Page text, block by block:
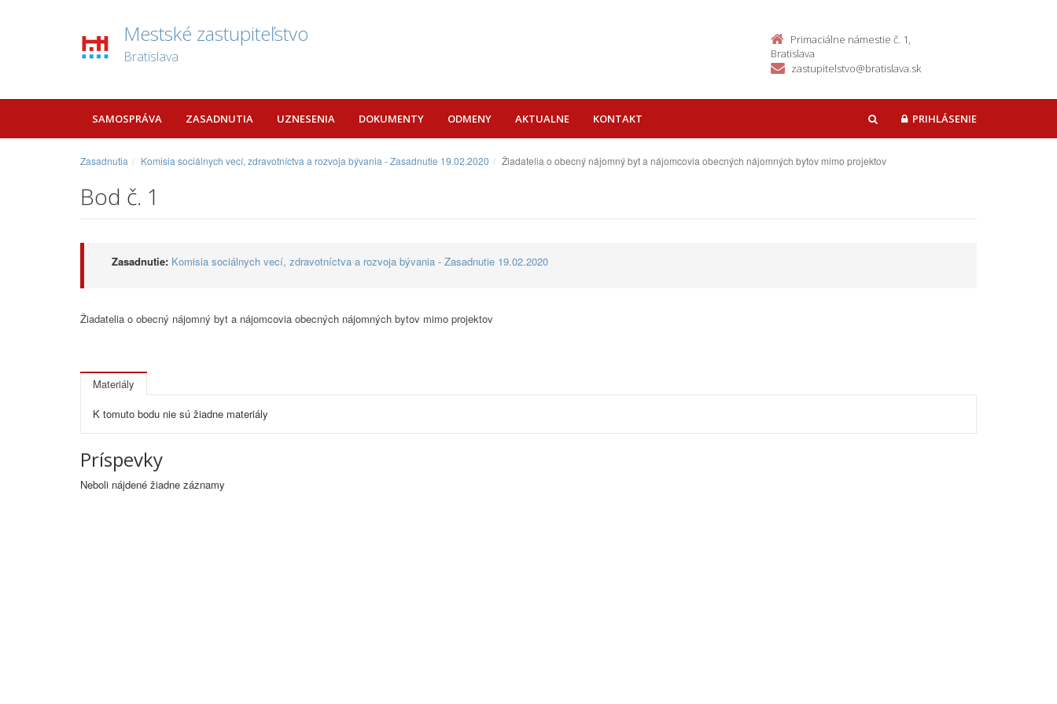
Mestské zastupiteľstvo
Bratislava
Primaciálne námestie č. 1,
Bratislava
zastupitelstvo@bratislava.sk
SAMOSPRÁVA ZASADNUTIA UZNESENIA DOKUMENTY ODMENY AKTUALNE KONTAKT HĽADAŤPRIHLÁSENIE
Zasadnutia Komisia sociálnych vecí, zdravotníctva a rozvoja bývania - Zasadnutie 19.02.2020 Žiadatelia o obecný nájomný byt a nájomcovia obecných nájomných bytov mimo projektov
Bod č. 1
Zasadnutie: Komisia sociálnych vecí, zdravotníctva a rozvoja bývania - Zasadnutie 19.02.2020
Žiadatelia o obecný nájomný byt a nájomcovia obecných nájomných bytov mimo projektov
Materiály
K tomuto bodu nie sú žiadne materiály
Príspevky
Neboli nájdené žiadne záznamy